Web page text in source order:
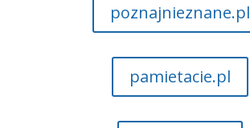
poznajnieznane.pl
pamietacie.pl